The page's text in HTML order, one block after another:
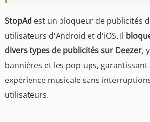
StopAd est un bloqueur de publicités
utilisateurs d'Android et d'iOS. Il
divers types de publicités sur Deezer,
bannières et les pop-ups, garantissant
expérience musicale sans
utilisateurs.